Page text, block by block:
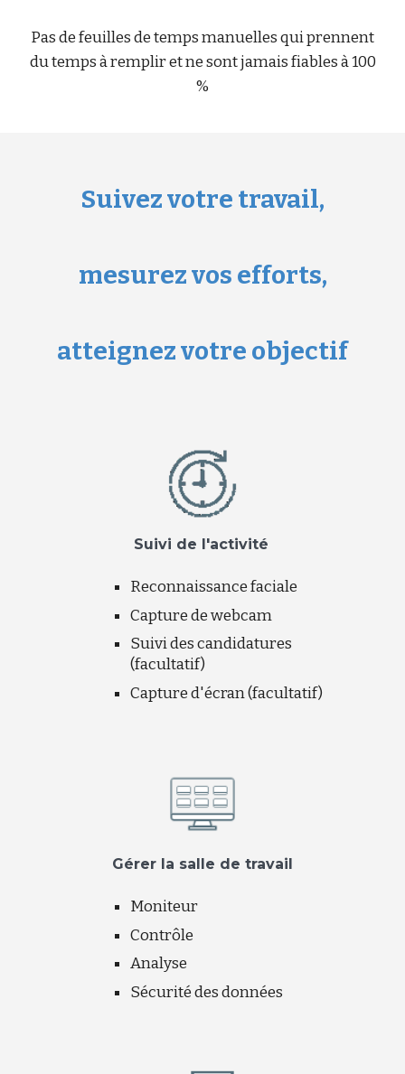
Pas de feuilles de temps manuelles qui prennent
du temps à remplir et ne sont jamais fiables à 100
%
Suivez votre travail,
mesurez vos efforts,
atteignez votre objectif
Suivi de l'activité
Reconnaissance faciale
Capture de webcam
Suivi des candidatures
(facultatif)
Capture d'écran (facultatif)
Gérer la salle de travail
Moniteur
Contrôle
Analyse
Sécurité des données